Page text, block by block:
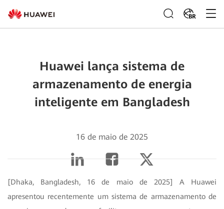
BR
Huawei lança sistema de
armazenamento de energia
inteligente em Bangladesh
16 de maio de 2025
[Dhaka, Bangladesh, 16 de maio de 2025] A Huawei
apresentou recentemente um sistema de armazenamento de